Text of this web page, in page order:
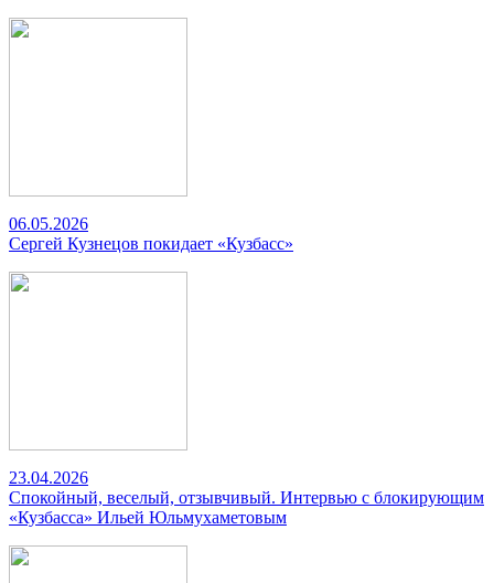
06.05.2026
Сергей Кузнецов покидает «Кузбасс»
23.04.2026
Спокойный, веселый, отзывчивый. Интервью с блокирующим
«Кузбасса» Ильей Юльмухаметовым